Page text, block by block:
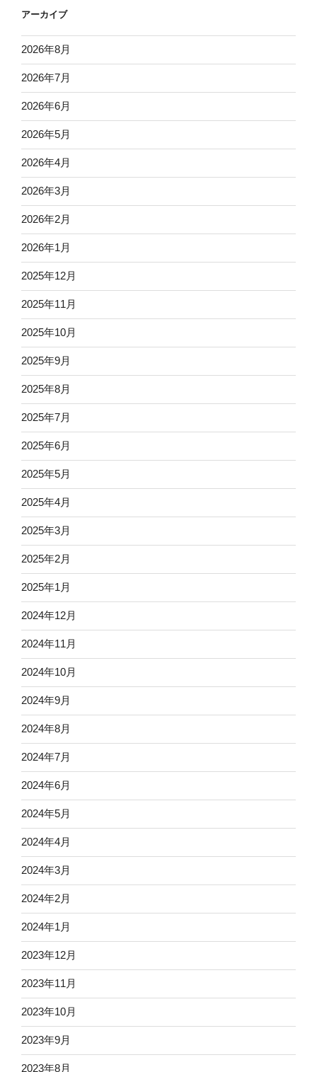
アーカイブ
2026年8月
2026年7月
2026年6月
2026年5月
2026年4月
2026年3月
2026年2月
2026年1月
2025年12月
2025年11月
2025年10月
2025年9月
2025年8月
2025年7月
2025年6月
2025年5月
2025年4月
2025年3月
2025年2月
2025年1月
2024年12月
2024年11月
2024年10月
2024年9月
2024年8月
2024年7月
2024年6月
2024年5月
2024年4月
2024年3月
2024年2月
2024年1月
2023年12月
2023年11月
2023年10月
2023年9月
2023年8月